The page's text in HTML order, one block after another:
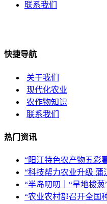
联系我们
快捷导航
关于我们
现代化农业
农作物知识
联系我们
热门资讯
“阳江特色农产物五彩
“科技帮力农业升级
“半岛叨叨｜“旱地拔
“农业农村部召开全国